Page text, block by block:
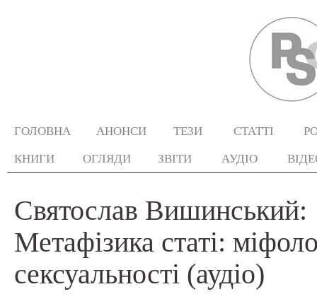
ГОЛОВНА АНОНСИ ТЕЗИ СТАТТІ
КНИГИ ОГЛЯДИ ЗВІТИ АУДІО
Святослав Вишинський:
Метафізика статі:
сексуальності (аудіо)